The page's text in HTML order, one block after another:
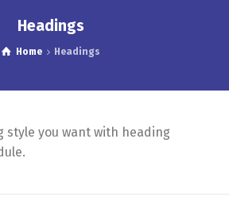
Headings
Home Headings
style you want with heading